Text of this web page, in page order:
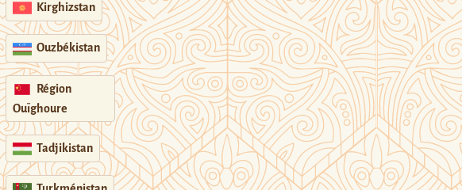
Kirghizstan
Ouzbékistan
Région
Ouïghoure
Tadjikistan